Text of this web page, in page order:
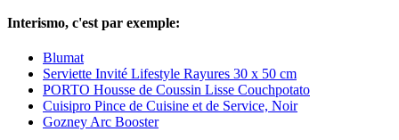
Interismo, c'est par exemple:
Blumat
Serviette Invité Lifestyle Rayures 30 x 50 cm
PORTO Housse de Coussin Lisse Couchpotato
Cuisipro Pince de Cuisine et de Service, Noir
Gozney Arc Booster